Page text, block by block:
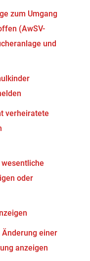
zum Umgang
(AwSV-
und
verheiratete
oder
einer
anzeigen